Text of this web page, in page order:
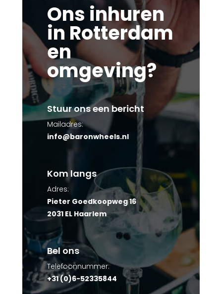
Ons inhuren
in Rotterdam
en
omgeving?
Stuur ons een bericht
Mailadres:
info@baronwheels.nl
Kom langs
Adres:
Pieter Goedkoopweg 16
2031 EL Haarlem
Bel ons
Telefoonnummer:
+31 (0)6-52335844